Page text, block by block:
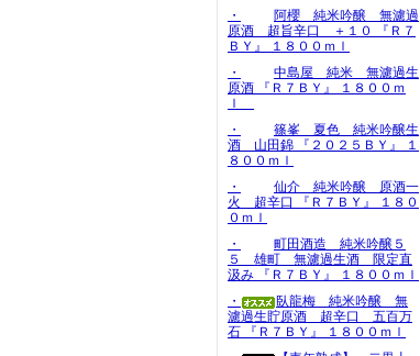
・
阿櫻 純米吟醸 無濾過
原酒 超旨辛口 ＋１０ 『Ｒ７
ＢＹ』 １８００ｍｌ
・
中島屋 純米 無濾過生
原酒 『Ｒ７ＢＹ』 １８００ｍ
ｌ
・
篠峯 夏色 純米吟醸生
酒 山田錦 『２０２５ＢＹ』 １
８００ｍｌ
・
仙介 純米吟醸 原酒一
火 超辛口 『Ｒ７ＢＹ』 １８０
０ｍｌ
・
町田酒造 純米吟醸５
５ 雄町 無濾過生酒 限定直
汲み 『Ｒ７ＢＹ』 １８００ｍｌ
・
臥龍梅 純米吟醸 無
濾過生貯原酒 超辛口 五百万
石 『Ｒ７ＢＹ』 １８００ｍｌ